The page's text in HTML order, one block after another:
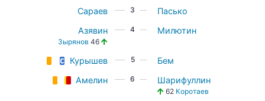
Сараев 3
Пасько
Азявин
Зырянов 46
4 Милютин
Курышев 5
Бем
Амелин
6 Шарифуллин
62 Коротаев